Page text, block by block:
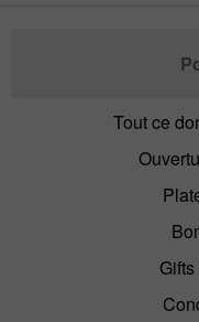
Tout ce